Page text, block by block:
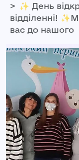
✨ День
відділенні!
вас до нашого